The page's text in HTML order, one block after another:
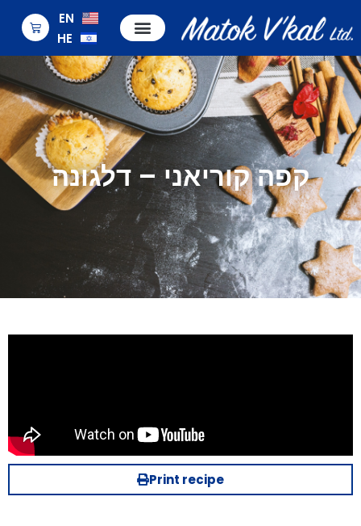
EN
HE
קפה קוריאני – דלגונה
Print recipe